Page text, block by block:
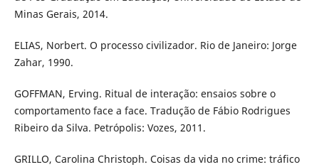
Minas Gerais, 2014.
ELIAS, Norbert. O processo civilizador. Rio de Janeiro: Jorge
Zahar, 1990.
GOFFMAN, Erving. Ritual de interação: ensaios sobre o
comportamento face a face. Tradução de Fábio Rodrigues
Ribeiro da Silva. Petrópolis: Vozes, 2011.
GRILLO, Carolina Christoph. Coisas da vida no crime: tráfico